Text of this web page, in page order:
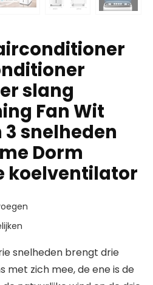
slang
Fan Wit
snelheden
Dorm
koelventilator
snelheden brengt drie
met zich mee, de ene is de